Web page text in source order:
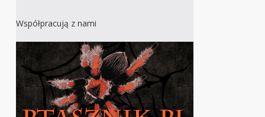
Współpracują z nami